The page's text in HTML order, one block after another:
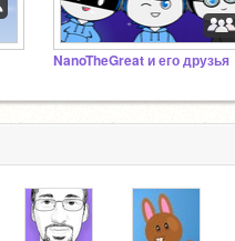
NanoTheGreat и его друзья